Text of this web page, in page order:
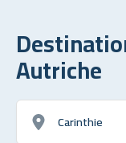
Autriche
Carinthie